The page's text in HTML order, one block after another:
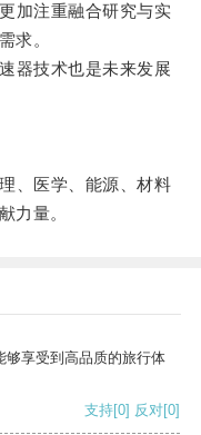
注重融合研究与实
求。
技术也是未来发展
医学、能源、材料
力量。
够享受到高品质的旅行体
支持[0] 反对[0]